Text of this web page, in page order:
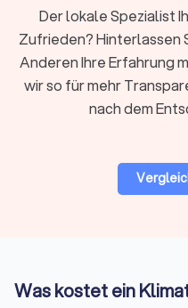
Vergleichen Sie die
Klimaanlage, die perfekt zu
Die perfekte
erfordert Zeit, Forschung
Trustlocal wird dieser
Klimaanlagen in Bebra und
optimale Raumklima.
Der lokale Spezialist
Zufrieden? Hinterlassen
Anderen Ihre Erfahrung
wir so für mehr
nach dem
Was kostet ein